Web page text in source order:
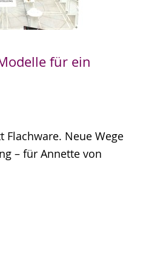
für ein
Flachware. Neue Wege
– für Annette von